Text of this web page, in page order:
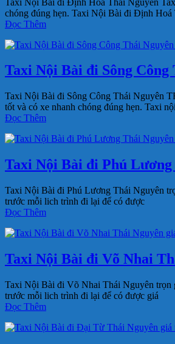
chóng đúng hẹn. Taxi Nội Bài đi Định Hoá
Đọc Thêm
Taxi Nội Bài đi Sông Công
Taxi Nội Bài đi Sông Công Thái Nguyên
tốt và có xe nhanh chóng đúng hẹn. Taxi
Đọc Thêm
Taxi Nội Bài đi Phú
Taxi Nội Bài đi Phú Lương Thái Nguyên
trước mỗi lich trình đi lại để có được
Đọc Thêm
Taxi Nội Bài đi Võ Nhai
Taxi Nội Bài đi Võ Nhai Thái Nguyên trọn
trước mỗi lich trình đi lại để có được giá
Đọc Thêm